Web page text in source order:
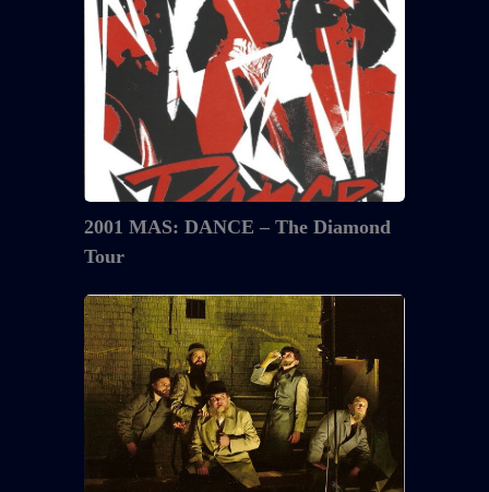
The
Diamond
Tour
2001 MAS: DANCE – The Diamond
Tour
2001
Mass
&
Fieber
KRAZY
KAT